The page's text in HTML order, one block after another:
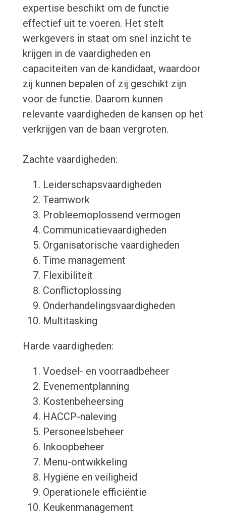
expertise beschikt om de functie
effectief uit te voeren. Het stelt
werkgevers in staat om snel inzicht te
krijgen in de vaardigheden en
capaciteiten van de kandidaat, waardoor
zij kunnen bepalen of zij geschikt zijn
voor de functie. Daarom kunnen
relevante vaardigheden de kansen op het
verkrijgen van de baan vergroten.
Zachte vaardigheden:
Leiderschapsvaardigheden
Teamwork
Probleemoplossend vermogen
Communicatievaardigheden
Organisatorische vaardigheden
Time management
Flexibiliteit
Conflictoplossing
Onderhandelingsvaardigheden
Multitasking
Harde vaardigheden:
Voedsel- en voorraadbeheer
Evenementplanning
Kostenbeheersing
HACCP-naleving
Personeelsbeheer
Inkoopbeheer
Menu-ontwikkeling
Hygiëne en veiligheid
Operationele efficiëntie
Keukenmanagement